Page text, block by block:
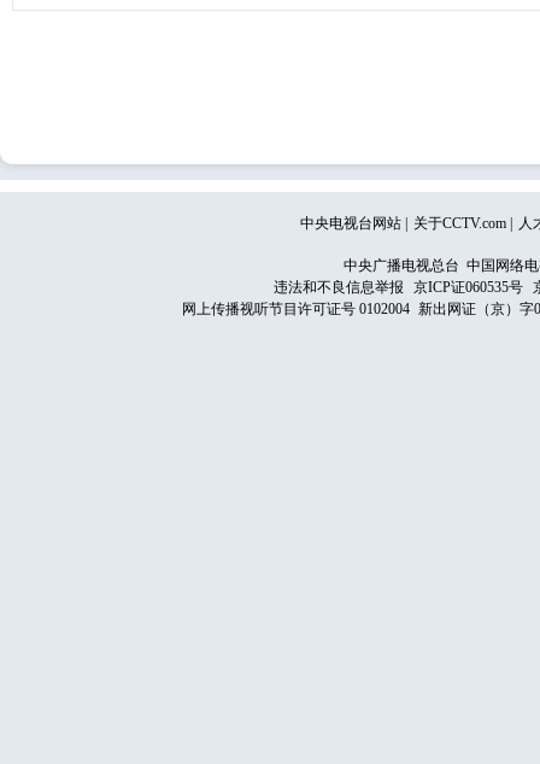
中央电视台网站 关于CCTV.com 人
中央广播电视总台 中国网络
违法和不良信息举报
京ICP证060535号
网上传播视听节目许可证号 0102004 新出网证（京）